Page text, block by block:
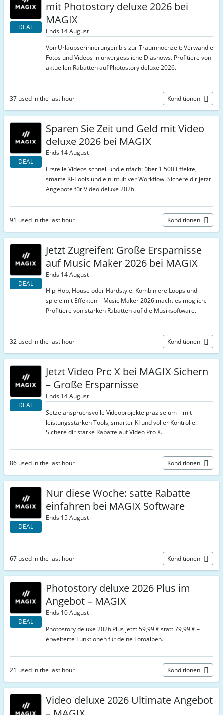
DEAL
mit Photostory deluxe 2026 bei
MAGIX
Ends 14 August
Von Urlaubserinnerungen bis zur Traumhochzeit: Verwandle
Fotos und Videos in unvergessliche Diashows. Profitiere von
aktuellen Rabatten auf Photostory deluxe 2026.
37 used in the last hour Konditionen
DEAL
Sparen Sie Zeit und Geld mit Video
deluxe 2026 bei MAGIX
Ends 14 August
Erstelle Videos schnell und einfach: über 1.500 Effekte,
smarte KI‑Tools und ein intuitiver Workflow. Sichere dir jetzt
Angebote für Video deluxe 2026.
91 used in the last hour Konditionen
DEAL
Jetzt Zugreifen: Große Ersparnisse
auf Music Maker 2026 bei MAGIX
Ends 14 August
Hip‑Hop, House oder Hardstyle: Kombiniere Loops und
spiele mit Effekten – Music Maker 2026 macht es möglich.
Profitiere von starken Rabatten auf die Musiksoftware.
32 used in the last hour Konditionen
DEAL
Jetzt Video Pro X bei MAGIX Sichern
– Große Ersparnisse
Ends 14 August
Setze anspruchsvolle Videoprojekte präzise um – mit
leistungsstarken Tools, smarter KI und voller Kontrolle.
Sichere dir starke Rabatte auf Video Pro X.
86 used in the last hour Konditionen
DEAL
Nur diese Woche: satte Rabatte
einfahren bei MAGIX Software
Ends 15 August
67 used in the last hour Konditionen
DEAL
Photostory deluxe 2026 Plus im
Angebot – MAGIX
Ends 10 August
Photostory deluxe 2026 Plus jetzt 59,99 € statt 79,99 € –
erweiterte Funktionen für deine Fotoalben.
21 used in the last hour Konditionen
Video deluxe 2026 Ultimate Angebot